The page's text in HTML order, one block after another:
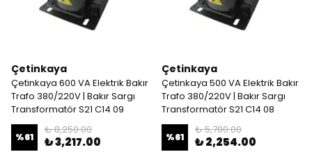
Çetinkaya
Çetinkaya 600 VA Elektrik Bakır
Trafo 380/220V | Bakır Sargı
Transformatör S21 C14 09
%61
₺ 8,250.00
₺ 3,217.00
Çetinkaya
Çetinkaya 500 VA Elektrik Bakır
Trafo 380/220V | Bakır Sargı
Transformatör S21 C14 08
%61
₺ 5,780.00
₺ 2,254.00